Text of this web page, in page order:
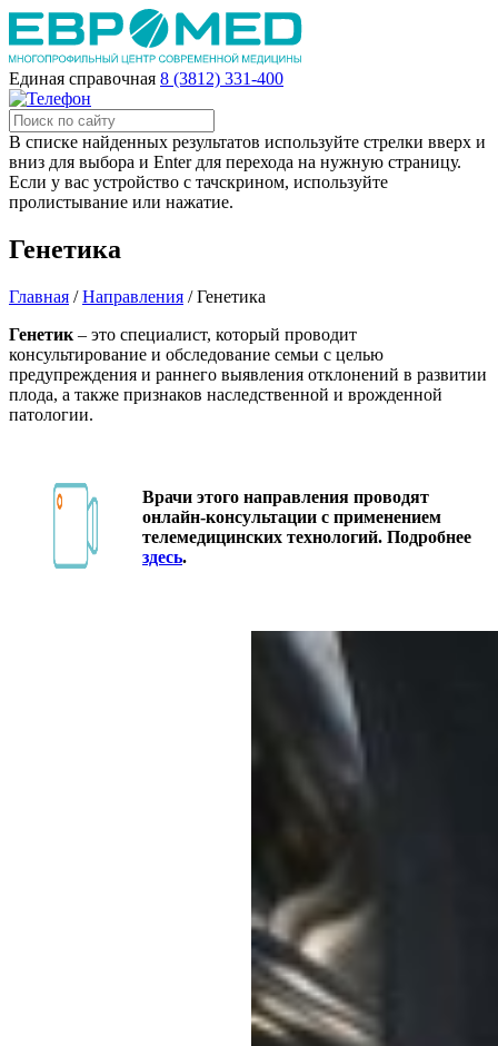
Единая справочная 8 (3812) 331-400
В списке найденных результатов используйте стрелки вверх и
вниз для выбора и Enter для перехода на нужную страницу.
Если у вас устройство с тачскрином, используйте
пролистывание или нажатие.
Генетика
Главная /Направления /Генетика
Генетик – это специалист, который проводит
консультирование и обследование семьи с целью
предупреждения и раннего выявления отклонений в развитии
плода, а также признаков наследственной и врожденной
патологии.
Врачи этого направления проводят
онлайн-консультации с применением
телемедицинских технологий. Подробнее
здесь.